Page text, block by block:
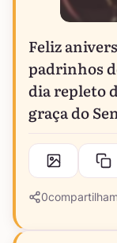
Feliz
padrinhos
dia repleto
graça do
0